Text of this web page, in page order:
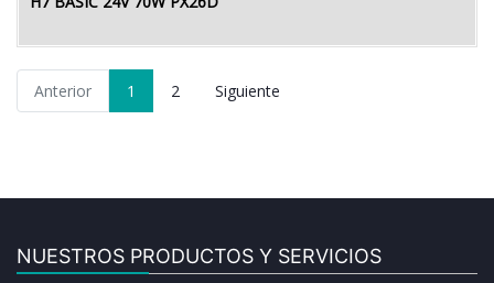
Anterior 1 2 Siguiente
NUESTROS PRODUCTOS Y SERVICIOS